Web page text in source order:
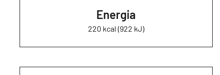
Energia
220 kcal (922 kJ)